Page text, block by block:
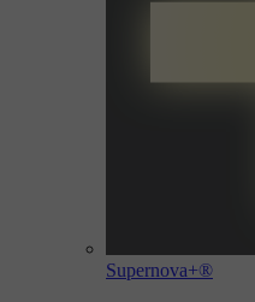
Supernova+®